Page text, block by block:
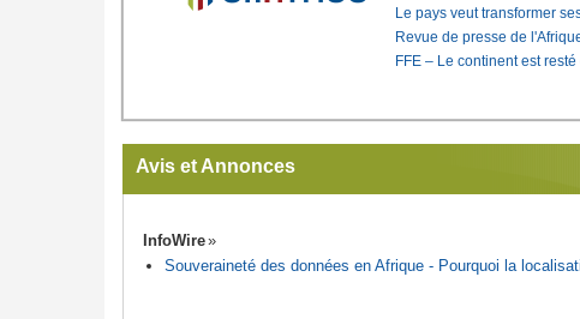
Le pays veut transformer
Revue de presse de
FFE – Le continent est
Avis et Annonces
InfoWire
Souveraineté des données en Afrique - Pourquoi la